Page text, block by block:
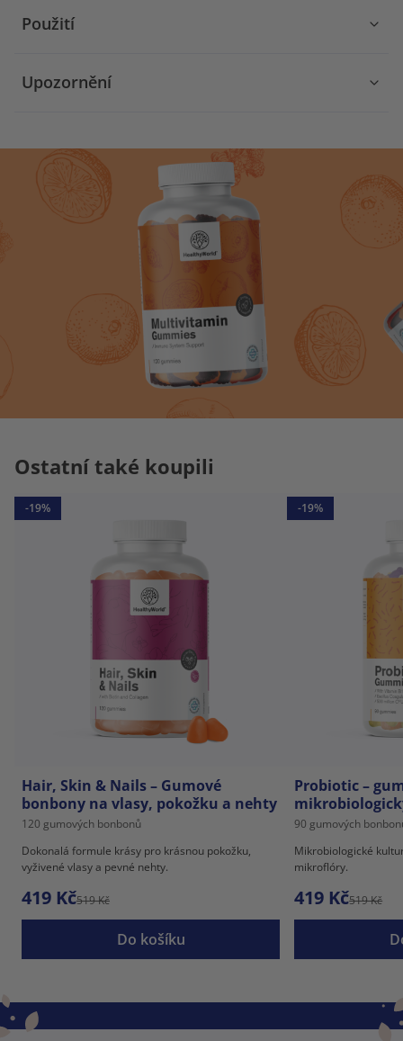
Použití
Upozornění
Ostatní také koupili
-19%
Hair, Skin & Nails – Gumové
bonbony na vlasy, pokožku a nehty
120 gumových bonbonů
Dokonalá formule krásy pro krásnou pokožku,
vyživené vlasy a pevné nehty.
419 Kč519 Kč
Do košíku
-19%
Probiotic –
90 gumových
Mikrobiologické
mikroflóry.
419 Kč519 Kč